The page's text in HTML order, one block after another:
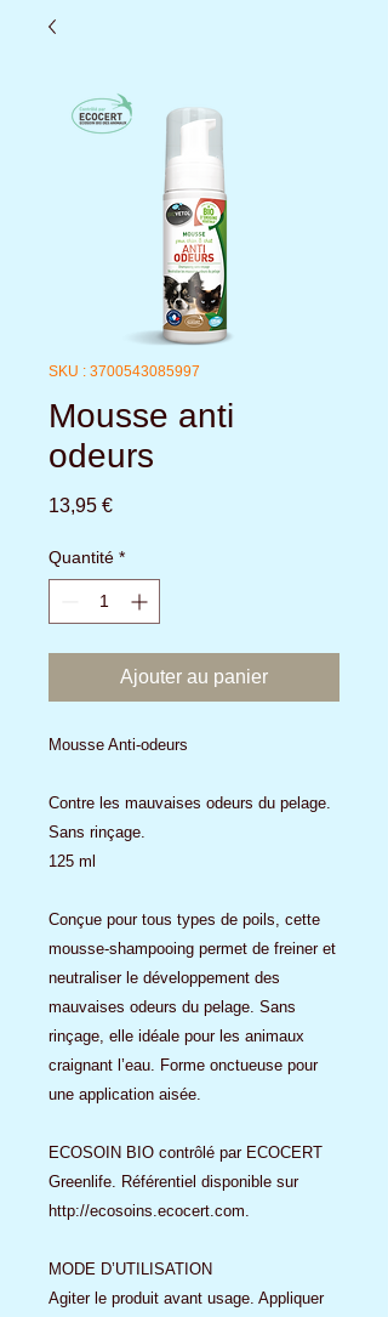
SKU : 3700543085997
Mousse anti
odeurs
13,95 €Prix
Quantité *
Ajouter au panier
Mousse Anti-odeurs
Contre les mauvaises odeurs du pelage.
Sans rinçage.
125 ml
Conçue pour tous types de poils, cette
mousse-shampooing permet de freiner et
neutraliser le développement des
mauvaises odeurs du pelage. Sans
rinçage, elle idéale pour les animaux
craignant l’eau. Forme onctueuse pour
une application aisée.
ECOSOIN BIO contrôlé par ECOCERT
Greenlife. Référentiel disponible sur
http://ecosoins.ecocert.com.
MODE D’UTILISATION
Agiter le produit avant usage. Appliquer